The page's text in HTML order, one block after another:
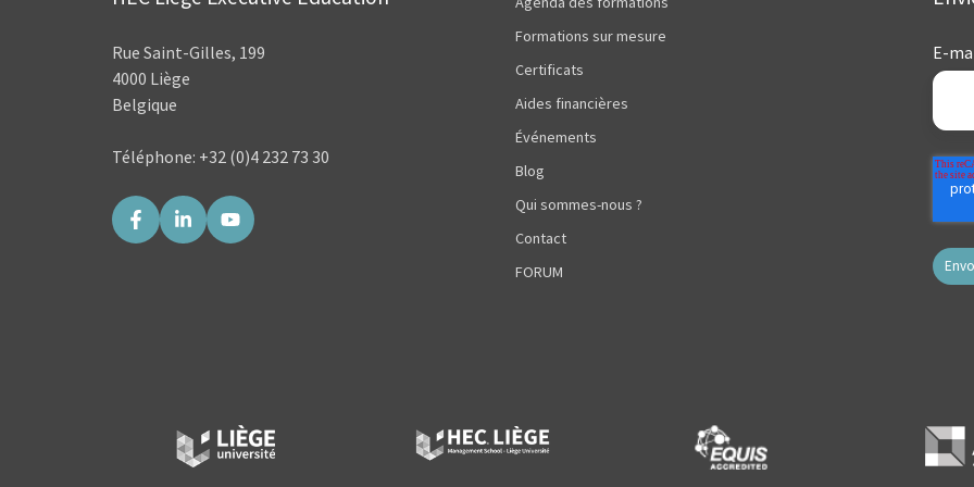
Rue Saint-Gilles, 199
4000 Liège
Belgique
Téléphone: +32 (0)4 232 73 30
Formations sur mesure
Certificats
Aides financières
Événements
Blog
Qui sommes-nous ?
Contact
FORUM
E-